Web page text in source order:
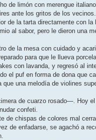
de limón con merengue
ante los gritos de los
de la tarta directamente con
al sabor, pero le dieron una
de la mesa con cuidado y
para que le llueva
con lavanda, y regresó al
el puf en forma de dona que
una melodía de violines
de cuarzo rosado—. Hoy
confeti.
de chispas de colores mal
de enfadarse, se agachó a